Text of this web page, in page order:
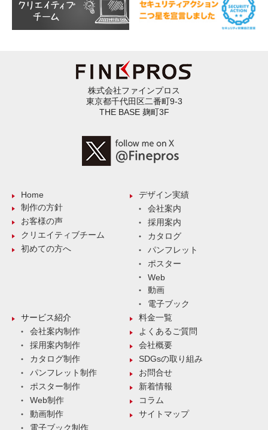
株式会社ファインプロス
東京都千代田区二番町9-3
THE BASE 麹町3F
Home
制作の方針
お客様の声
クリエイティブチーム
初めての方へ
デザイン実績
会社案内
採用案内
カタログ
パンフレット
ポスター
Web
動画
電子ブック
サービス紹介
会社案内制作
採用案内制作
カタログ制作
パンフレット制作
ポスター制作
Web制作
動画制作
電子ブック制作
料金一覧
よくあるご質問
会社概要
SDGsの取り組み
お問合せ
新着情報
コラム
サイトマップ